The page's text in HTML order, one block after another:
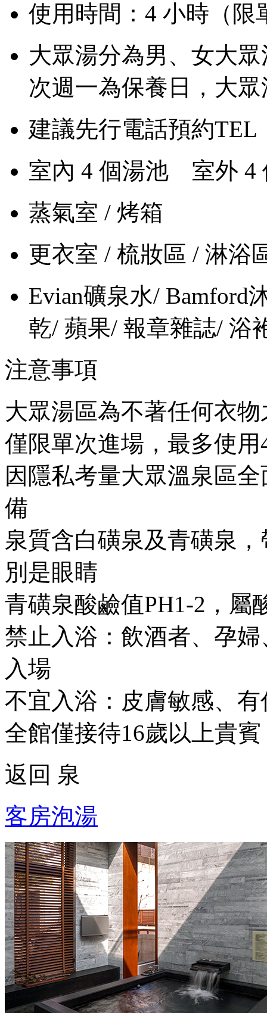
使用時間：4 小時（限
大眾湯分為男、女大
次週一為保養日，大
建議先行電話預約TEL
室內 4 個湯池 室外 4
蒸氣室 / 烤箱
更衣室 / 梳妝區 / 淋浴
Evian礦泉水/ Bamford
乾/ 蘋果/ 報章雜誌/ 浴
注意事項
大眾湯區為不著任何衣物
僅限單次進場，最多使
因隱私考量大眾溫泉區
備
泉質含白磺泉及青磺泉
別是眼睛
青磺泉酸鹼值PH1-2，屬
禁止入浴：飲酒者、孕
入場
不宜入浴：皮膚敏感、有
全館僅接待16歲以上貴賓
返回 泉
客房泡湯